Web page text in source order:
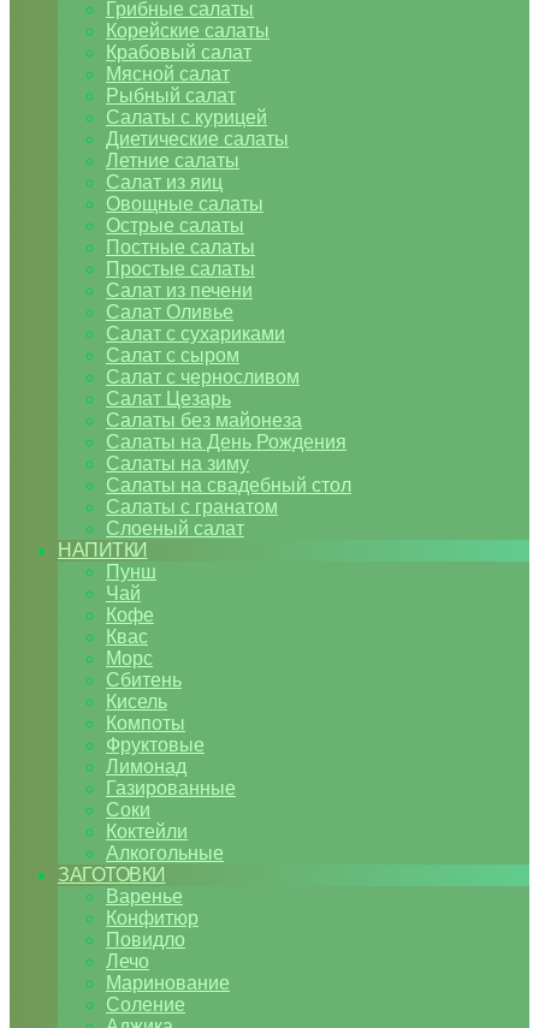
Грибные салаты
Корейские салаты
Крабовый салат
Мясной салат
Рыбный салат
Салаты с курицей
Диетические салаты
Летние салаты
Салат из яиц
Овощные салаты
Острые салаты
Постные салаты
Простые салаты
Салат из печени
Салат Оливье
Салат с сухариками
Салат с сыром
Салат с черносливом
Салат Цезарь
Салаты без майонеза
Салаты на День Рождения
Салаты на зиму
Салаты на свадебный стол
Салаты с гранатом
Слоеный салат
НАПИТКИ
Пунш
Чай
Кофе
Квас
Морс
Сбитень
Кисель
Компоты
Фруктовые
Лимонад
Газированные
Соки
Коктейли
Алкогольные
ЗАГОТОВКИ
Варенье
Конфитюр
Повидло
Лечо
Маринование
Соление